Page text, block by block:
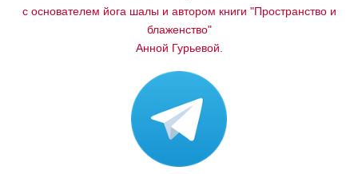
с основателем йога шалы и автором книги "Пространство и
блаженство"
Анной Гурьевой.